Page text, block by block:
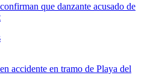
que danzante acusado de
accidente en tramo de Playa del